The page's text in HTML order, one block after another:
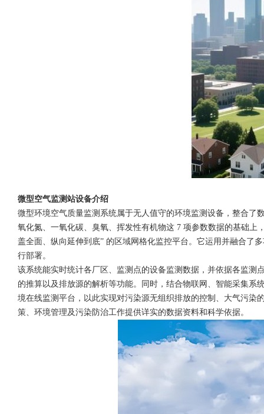
微型空气监测站设备介绍
微型环境空气质量监测系统属于无人值守的环境监测设备，整合了
氧化氮、一氧化碳、臭氧、挥发性有机物这 7 项参数数据的基础上
盖全面、纵向延伸到底” 的区域网格化监控平台。它运用并融合了
行部署。
该系统能实时统计各厂区、监测点的设备监测数据，并依据各监
的推算以及排放源的解析等功能。同时，结合物联网、智能采集
境在线监测平台，以此实现对污染源无组织排放的控制、大气污
策、环境管理及污染防治工作提供详实的数据资料和科学依据。